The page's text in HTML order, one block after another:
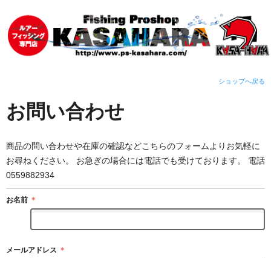
ショップへ戻る
お問い合わせ
商品の問い合わせや在庫の確認などこちらのフォームよりお気軽に
お尋ねください。 お急ぎの場合には電話でも受けております。 電話
0559882934
お名前 ＊
メールアドレス ＊